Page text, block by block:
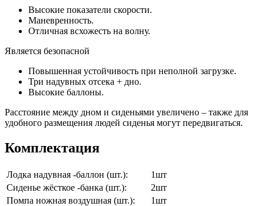
Высокие показатели скорости.
Маневренность.
Отличная всхожесть на волну.
Является безопасной
Повышенная устойчивость при неполной загрузке.
Три надувных отсека + дно.
Высокие баллоны.
Расстояние между дном и сиденьями увеличено – также для
удобного размещения людей сиденья могут передвигаться.
Комплектация
Лодка надувная -баллон (шт.):
1шт
Сиденье жёсткое -банка (шт.):
2шт
Помпа ножная воздушная (шт.):
1шт